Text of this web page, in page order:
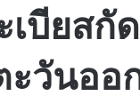
บียสกั
วันออ